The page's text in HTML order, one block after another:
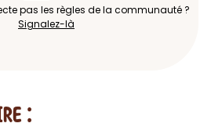
pas les règles de la communauté ?
Signalez-là
: